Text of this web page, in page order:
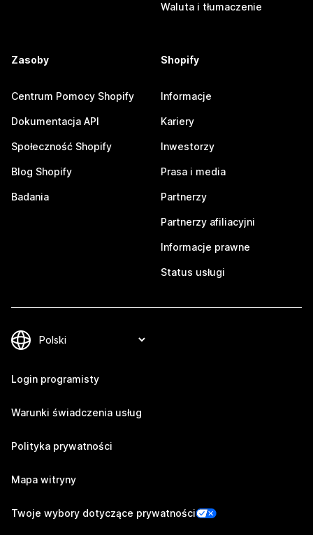
Waluta i tłumaczenie
Zasoby
Centrum Pomocy Shopify
Dokumentacja API
Społeczność Shopify
Blog Shopify
Badania
Shopify
Informacje
Kariery
Inwestorzy
Prasa i media
Partnerzy
Partnerzy afiliacyjni
Informacje prawne
Status usługi
Login programisty
Warunki świadczenia usług
Polityka prywatności
Mapa witryny
Twoje wybory dotyczące prywatności